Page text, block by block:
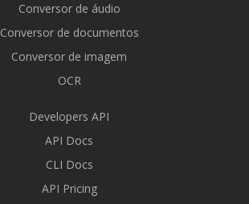
Conversor de áudio
Conversor de documentos
Conversor de imagem
OCR
Developers API
API Docs
CLI Docs
API Pricing